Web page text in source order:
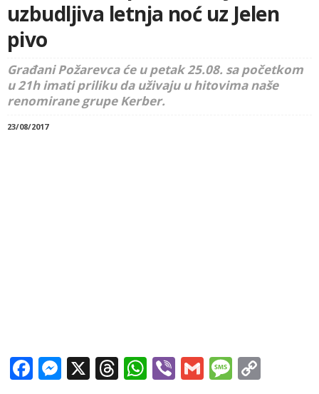
uzbudljiva letnja noć uz Jelen
pivo
Građani Požarevca će u petak 25.08. sa početkom
u 21h imati priliku da uživaju u hitovima naše
renomirane grupe Kerber.
23/08/2017
Facebook
Messenger
X Threads
WhatsApp
ViberGmail